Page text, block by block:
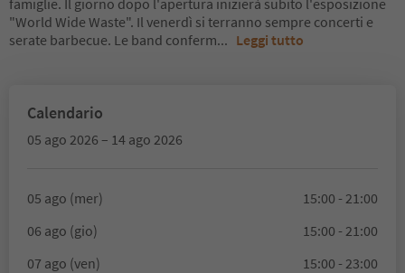
famiglie. Il giorno dopo l'apertura inizierà subito l'esposizione
"World Wide Waste". Il venerdì si terranno sempre concerti e
serate barbecue. Le band conferm... Leggi tutto
Calendario
05 ago 2026 – 14 ago 2026
05 ago (mer)
15:00 - 21:00
06 ago (gio)
15:00 - 21:00
07 ago (ven)
15:00 - 23:00